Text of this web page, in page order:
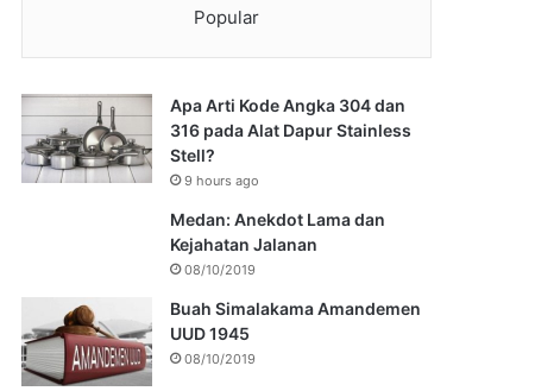
Popular
Apa Arti Kode Angka 304 dan
316 pada Alat Dapur Stainless
Stell?
9 hours ago
Medan: Anekdot Lama dan
Kejahatan Jalanan
08/10/2019
Buah Simalakama Amandemen
UUD 1945
08/10/2019